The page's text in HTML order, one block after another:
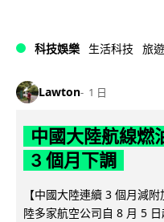
科技娛樂 生活科技 旅遊
Lawton 1 日
中國大陸航線燃
3 個月下調
【中國大陸連續 3 個月減
陸多家航空公司自 8 月 5